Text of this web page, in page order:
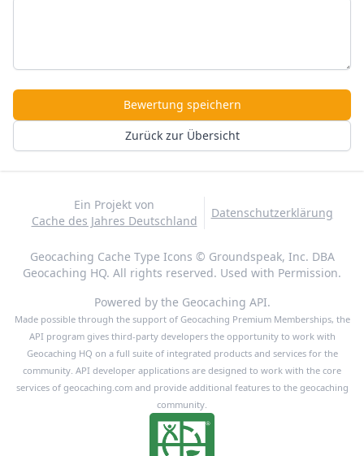
Zurück zur Übersicht
Bewertung speichern
Ein Projekt von
Cache des Jahres Deutschland
Datenschutzerklärung
Geocaching Cache Type Icons © Groundspeak, Inc. DBA
Geocaching HQ. All rights reserved. Used with Permission.
Powered by the Geocaching API.
Made possible through the support of Geocaching Premium Memberships, the
API program gives third-party developers the opportunity to work with
Geocaching HQ on a full suite of integrated products and services for the
community. API developer applications are designed to work with the core
services of geocaching.com and provide additional features to the geocaching
community.